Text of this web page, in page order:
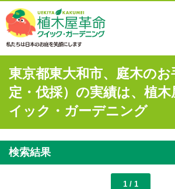
東京都東大和市、庭木の
定・伐採）の実績は、植木
イック・ガーデニング
検索結果
1 / 1